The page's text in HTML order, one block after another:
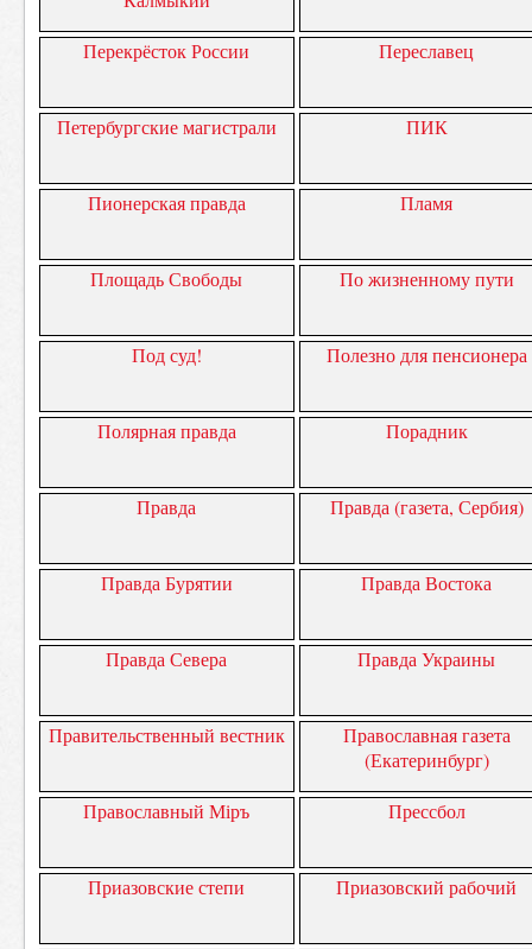
Перекрёсток России Переславец
Петербургские магистрали ПИК
Пионерская правда Пламя
Площадь Свободы По жизненному пути
Под суд! Полезно для пенсионера
Полярная правда Порадник
Правда Правда (газета, Сербия)
Правда Бурятии Правда Востока
Правда Севера Правда Украины
Правительственный вестник
Православная газета
(Екатеринбург)
Православный Міръ Прессбол
Приазовские степи Приазовский рабочий